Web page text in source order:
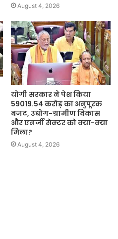
August 4, 2026
योगी सरकार ने पेश किया
59019.54 करोड़ का अनुपूरक
बजट, उद्योग-ग्रामीण विकास
और एनर्जी सेक्टर को क्या-क्या
मिला?
August 4, 2026